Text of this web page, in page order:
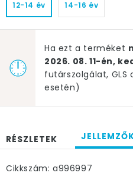
12-14 év 14-16 év
Ha ezt a terméket
2026. 08. 11-én,
futárszolgálat,
esetén)
RÉSZLETEK
Cikkszám: a996997